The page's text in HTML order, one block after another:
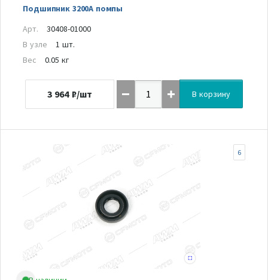
Подшипник 3200А помпы
Арт.
30408-01000
В узле
1 шт.
Вес
0.05 кг
3 964 ₽/шт В корзину
6